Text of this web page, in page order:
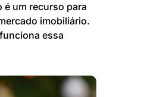
é um recurso para
imobiliário.
essa